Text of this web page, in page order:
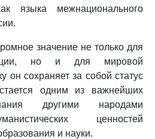
языка межнационального
значение не только для
но и для мировой
он сохраняет за собой статус
одним из важнейших
другими народами
ценностей
и науки.